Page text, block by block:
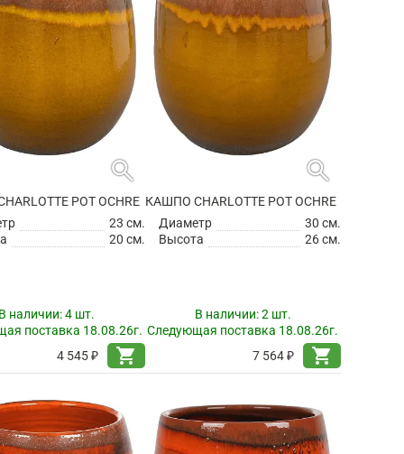
search
POT OCHRE
23 см.
20 см.
наличии:4 шт.
поставка 18.08.26г.
4 545 ₽
shopping_cart
search
КАШПО CHARLOTTE POT OCHRE
Диаметр
30 см.
Высота
26 см.
В наличии:2 шт.
Следующая поставка 18.08.26г.
7 564 ₽
shopping_cart